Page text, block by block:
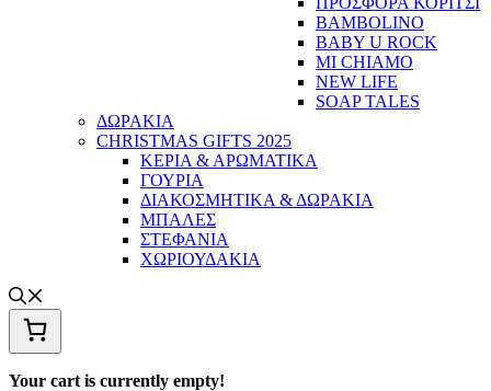
BAMBOLINO
BABY U ROCK
MI CHIAMO
NEW LIFE
SOAP TALES
ΔΩΡΑΚΙΑ
CHRISTMAS GIFTS 2025
ΚΕΡΙΑ & ΑΡΩΜΑΤΙΚΑ
ΓΟΥΡΙΑ
ΔΙΑΚΟΣΜΗΤΙΚΑ & ΔΩΡΑΚΙΑ
ΜΠΑΛΕΣ
ΣΤΕΦΑΝΙΑ
ΧΩΡΙΟΥΔΑΚΙΑ
Your cart is currently empty!